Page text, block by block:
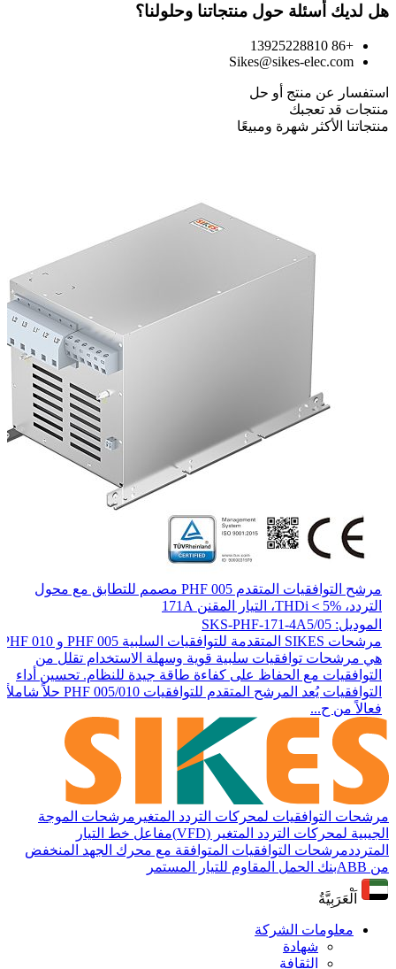
هل لديك أسئلة حول منتجاتنا وحلولنا؟
+86 13925228810
Sikes@sikes-elec.com
استفسار عن منتج أو حل
منتجات قد تعجبك
منتجاتنا الأكثر شهرة ومبيعًا
مرشح التوافقيات المتقدم PHF 005 مصمم للتطابق مع محول
التردد، THDi＜5%، التيار المقنن 171A
الموديل: SKS-PHF-171-4A5/05
مرشحات SIKES المتقدمة للتوافقيات السلبية PHF 005 و PHF 010
هي مرشحات توافقيات سلبية قوية وسهلة الاستخدام تقلل من
التوافقيات مع الحفاظ على كفاءة طاقة جيدة للنظام. تحسين أداء
التوافقيات يُعد المرشح المتقدم للتوافقيات PHF 005/010 حلاً شاملاً
فعالاً من ح...
مرشحات التوافقيات لمحركات التردد المتغير مرشحات الموجة
الجيبية لمحركات التردد المتغير (VFD)
مفاعل خط التيار
المترددمرشحات التوافقيات المتوافقة مع محرك الجهد المنخفض
من ABB
بنك الحمل المقاوم للتيار المستمر
اَلْعَرَبِيَّةُ
معلومات الشركة
شهادة
الثقافة